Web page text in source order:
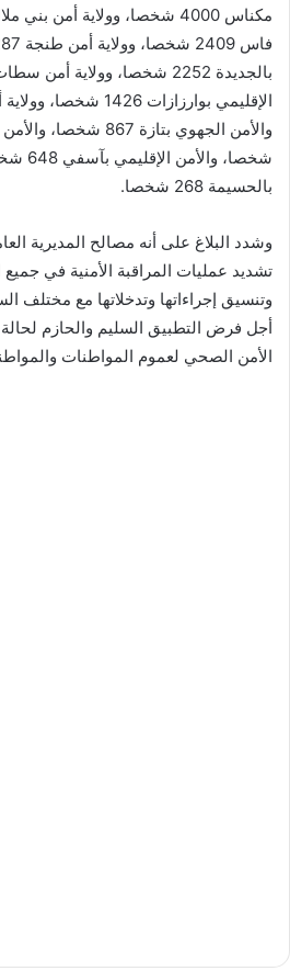
شخصا،
بالحسيمة 268 شخصا.
وشدد البلاغ على أنه مصالح المديرية
تشديد عمليات المراقبة الأمنية في جميع
وتنسيق إجراءاتها وتدخلاتها مع مختلف
أجل فرض التطبيق السليم والحازم
الأمن الصحي لعموم المواطنات